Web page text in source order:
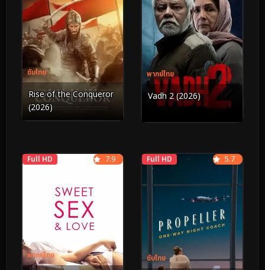
ซับไทย
Rise of the Conqueror
(2026)
พากย์ไทย
Vadh 2 (2026)
Full HD
พากย์ไทย
7.9 Full HD
ซับไทย
5.7